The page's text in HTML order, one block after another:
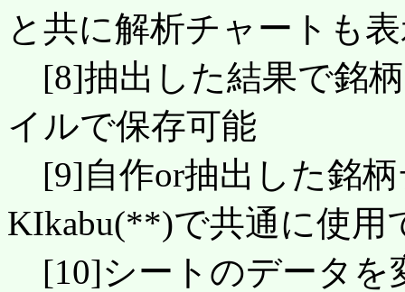
と共に解析チャートも
[8]抽出した結果で銘
イルで保存可能
[9]自作or抽出した銘
KIkabu(**)で共通に使用
[10]シートのデータを